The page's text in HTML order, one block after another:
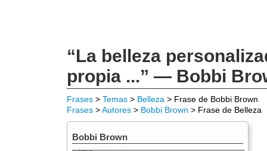
“La belleza
propia ...” — Bobbi
Frases > Temas > Belleza > Frase de Bobbi Brown
Frases >Autores > Bobbi Brown > Frase de Belleza
Bobbi Brown